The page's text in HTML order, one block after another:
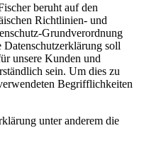
beruht auf den
Richtlinien- und
Grundverordnung
soll
unsere Kunden und
sein. Um dies zu
Begrifflichkeiten
unter anderem die